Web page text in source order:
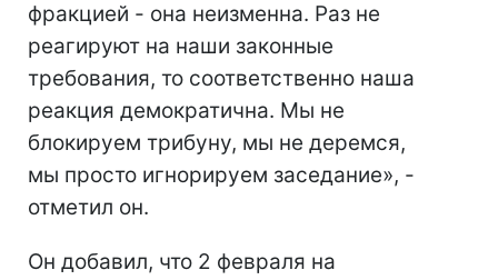
фракцией - она неизменна. Раз не
реагируют на наши законные
требования, то соответственно наша
реакция демократична. Мы не
блокируем трибуну, мы не деремся,
мы просто игнорируем заседание», -
отметил он.
Он добавил, что 2 февраля на